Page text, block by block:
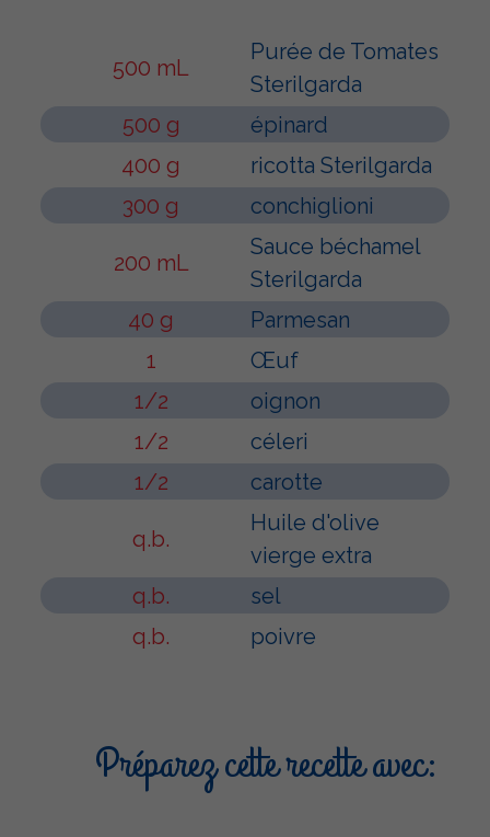
500 mL
Purée de Tomates
Sterilgarda
500 g
épinard
400 g
ricotta Sterilgarda
300 g
conchiglioni
200 mL
Sauce béchamel
Sterilgarda
40 g
Parmesan
1
Œuf
1/2
oignon
1/2
céleri
1/2
carotte
q.b.
Huile d'olive
vierge extra
q.b.
sel
q.b.
poivre
Préparez cette recette avec: